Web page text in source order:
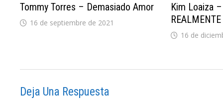
Tommy Torres – Demasiado Amor
16 de septiembre de 2021
Kim Loaiza
REALMENTE
16 de
Deja Una Respuesta